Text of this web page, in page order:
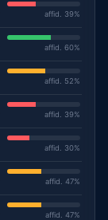
affid. 39%
affid. 60%
affid. 52%
affid. 39%
affid. 30%
affid. 47%
affid. 47%